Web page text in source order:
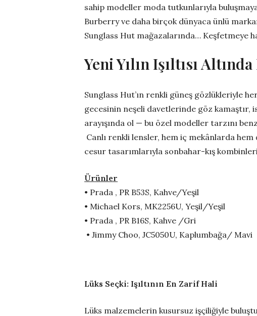
sahip modeller moda tutkunlarıyla
Burberry ve daha birçok dünyaca ünlü
Sunglass Hut mağazalarında… Keşfetmeye
Yeni Yılın Işıltısı
Sunglass Hut’ın renkli güneş gözlükleriyle
gecesinin neşeli davetlerinde göz
arayışında ol — bu özel modeller tarzını
Canlı renkli lensler, hem iç mekânlarda hem
cesur tasarımlarıyla sonbahar-kış
Ürünler
• Prada , PR B53S, Kahve/Yeşil
• Michael Kors, MK2256U, Yeşil/Yeşil
• Prada , PR B16S, Kahve /Gri
• Jimmy Choo, JC5050U, Kaplumbağa/ Mavi
Lüks Seçki: Işıltının En Zarif Hali
Lüks malzemelerin kusursuz işçiliğiyle